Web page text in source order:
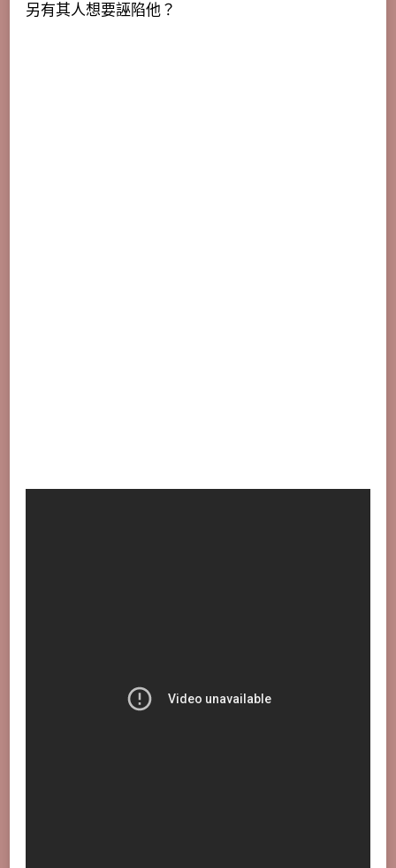
另有其人想要誣陷他？